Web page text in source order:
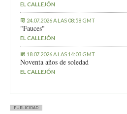
EL CALLEJÓN
24.07.2026 A LAS 08:58 GMT
"Fauces"
EL CALLEJÓN
18.07.2026 A LAS 14:03 GMT
Noventa años de soledad
EL CALLEJÓN
PUBLICIDAD